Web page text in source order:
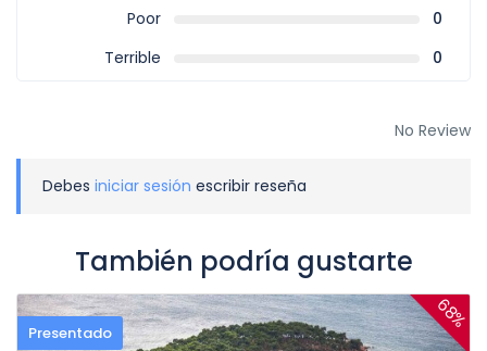
Poor
0
Terrible
0
No Review
Debes iniciar sesión escribir reseña
También podría gustarte
Presentado
68%